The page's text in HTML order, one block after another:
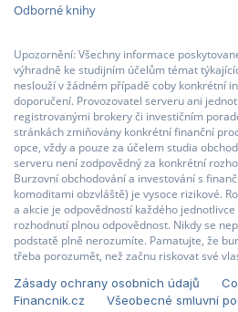
Odborné knihy
Upozornění: Všechny informace
výhradně ke studijním účelům témat
neslouží v žádném případě coby konkrétní
doporučení. Provozovatel serveru ani
registrovanými brokery či investičním
stránkách zmiňovány konkrétní finanční
opce, vždy a pouze za účelem studia
serveru není zodpovědný za konkrétní
Burzovní obchodování a investování s
komoditami obzvláště) je vysoce rizikové.
a akcie je odpovědností každého
rozhodnutí plnou odpovědnost. Nikdy se
podstatě plně nerozumíte. Pamatujte, že
třeba porozumět, než začnu riskovat své
Zásady ochrany osobních údajů
Financnik.cz
Všeobecné smluvní